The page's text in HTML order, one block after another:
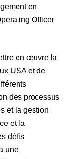
en
Officer
en œuvre la
USA et de
des processus
et la gestion
et la
défis
une